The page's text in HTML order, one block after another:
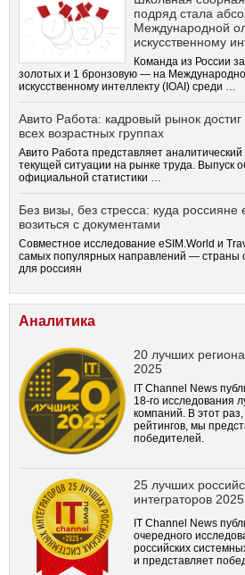
подряд стала
Международной
искусственному
Команда из России
золотых и 1 бронзовую — на
искусственному интеллекту (IOAI) среди …
Авито Работа: кадровый рынок
всех возрастных группах
Авито Работа представляет
текущей ситуации на рынке труда. Выпуск
официальной статистики …
Без визы, без стресса: куда россияне
возиться с документами
Совместное исследование eSIM.World и
самых популярных направлений — страны
для россиян
Аналитика
20 лучших
2025
IT Channel News
18-го исследования
компаний. В этот
рейтингов, мы
победителей.
25 лучших
интеграторов 2025
IT Channel News
очередного
российских
и представляет